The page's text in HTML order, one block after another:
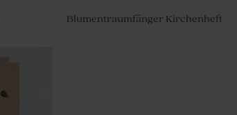
Blumentraumfänger Kirchenheft